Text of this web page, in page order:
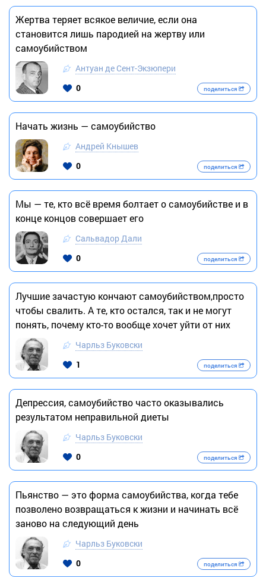
Жертва теряет всякое величие, если она
становится лишь пародией на жертву или
самоубийством
Антуан де Сент-Экзюпери
0
поделиться
Начать жизнь — самоубийство
Андрей Кнышев
0
поделиться
Мы — те, кто всё время болтает о самоубийстве и в
конце концов совершает его
Сальвадор Дали
0
поделиться
Лучшие зачастую кончают самоубийством,просто
чтобы свалить. А те, кто остался, так и не могут
понять, почему кто-то вообще хочет уйти от них
Чарльз Буковски
1
поделиться
Депрессия, самоубийство часто оказывались
результатом неправильной диеты
Чарльз Буковски
0
поделиться
Пьянство — это форма самоубийства, когда тебе
позволено возвращаться к жизни и начинать всё
заново на следующий день
Чарльз Буковски
0
поделиться